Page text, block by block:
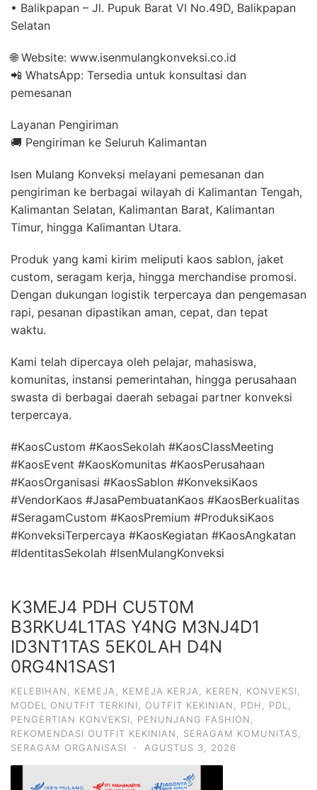
• Balikpapan – Jl. Pupuk Barat VI No.49D, Balikpapan
Selatan
🌐 Website: www.isenmulangkonveksi.co.id
📲 WhatsApp: Tersedia untuk konsultasi dan
pemesanan
Layanan Pengiriman
🚚 Pengiriman ke Seluruh Kalimantan
Isen Mulang Konveksi melayani pemesanan dan
pengiriman ke berbagai wilayah di Kalimantan Tengah,
Kalimantan Selatan, Kalimantan Barat, Kalimantan
Timur, hingga Kalimantan Utara.
Produk yang kami kirim meliputi kaos sablon, jaket
custom, seragam kerja, hingga merchandise promosi.
Dengan dukungan logistik terpercaya dan pengemasan
rapi, pesanan dipastikan aman, cepat, dan tepat
waktu.
Kami telah dipercaya oleh pelajar, mahasiswa,
komunitas, instansi pemerintahan, hingga perusahaan
swasta di berbagai daerah sebagai partner konveksi
terpercaya.
#KaosCustom #KaosSekolah #KaosClassMeeting
#KaosEvent #KaosKomunitas #KaosPerusahaan
#KaosOrganisasi #KaosSablon #KonveksiKaos
#VendorKaos #JasaPembuatanKaos #KaosBerkualitas
#SeragamCustom #KaosPremium #ProduksiKaos
#KonveksiTerpercaya #KaosKegiatan #KaosAngkatan
#IdentitasSekolah #IsenMulangKonveksi
K3MEJ4 PDH CU5T0M
B3RKU4L1TAS Y4NG M3NJ4D1
ID3NT1TAS 5EK0LAH D4N
0RG4N1SAS1
KELEBIHAN, KEMEJA, KEMEJA KERJA, KEREN, KONVEKSI,
MODEL ONUTFIT TERKINI, OUTFIT KEKINIAN, PDH, PDL,
PENGERTIAN KONVEKSI, PENUNJANG FASHION,
REKOMENDASI OUTFIT KEKINIAN, SERAGAM KOMUNITAS,
SERAGAM ORGANISASI
· AGUSTUS 3, 2026